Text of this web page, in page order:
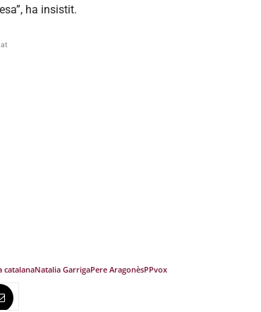
ha insistit.
catalanaNatalia GarrigaPere AragonèsPPvox